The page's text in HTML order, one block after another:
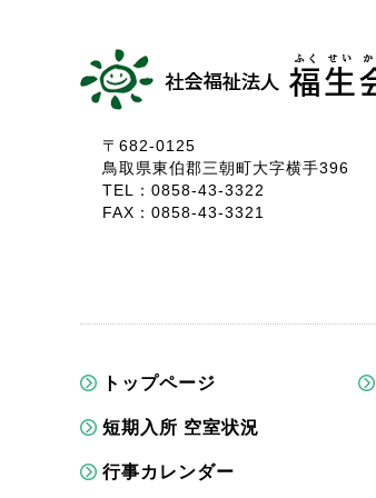
〒682-0125
鳥取県東伯郡三朝町大字横手396
TEL：0858-43-3322
FAX：0858-43-3321
トップページ
短期入所 空室状況
行事カレンダー